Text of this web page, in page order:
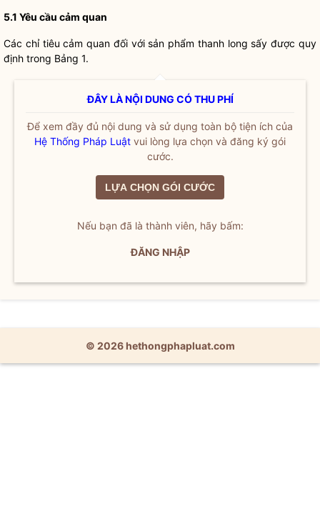
5.1 Yêu cầu cảm quan
Các chỉ tiêu cảm quan đối với sản phẩm thanh long sấy được quy
định trong Bảng 1.
ĐÂY LÀ NỘI DUNG CÓ THU PHÍ
Để xem đầy đủ nội dung và sử dụng toàn bộ tiện ích của
Hệ Thống Pháp Luật vui lòng lựa chọn và đăng ký gói
cước.
LỰA CHỌN GÓI CƯỚC
Nếu bạn đã là thành viên, hãy bấm:
ĐĂNG NHẬP
© 2026 hethongphapluat.com